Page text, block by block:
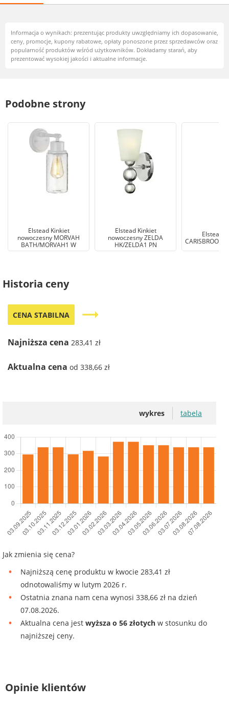
Informacja o wynikach: prezentując produkty uwzględniamy ich dopasowanie,
ceny, promocje, kupony rabatowe, opłaty ponoszone przez sprzedawców oraz
popularność produktów wśród użytkowników. Dokładamy starań, aby
prezentować wysokiej jakości i aktualne informacje.
Podobne strony
Elstead Kinkiet
nowoczesny MORVAH
BATH/MORVAH1 W
Elstead Kinkiet
nowoczesny ZELDA
HK/ZELDA1 PN
Elstead
CARISBROOKE
Historia ceny
CENA STABILNA trending_flat
Najniższa cena 283,41 zł
Aktualna cena od 338,66 zł
wykres tabela
Jak zmienia się cena?
Najniższą cenę produktu w kwocie 283,41 zł
odnotowaliśmy w lutym 2026 r.
Ostatnia znana nam cena wynosi 338,66 zł na dzień
07.08.2026.
Aktualna cena jest wyższa o 56 złotych w stosunku do
najniższej ceny.
Opinie klientów